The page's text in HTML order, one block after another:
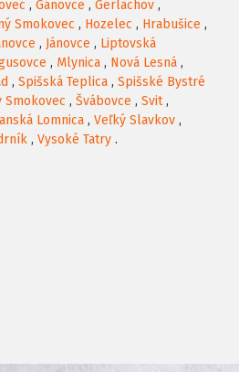
, Gánovce , Gerlachov ,
Smokovec , Hozelec , Hrabušice ,
, Jánovce , Liptovská
, Mlynica , Nová Lesná ,
, Spišská Teplica , Spišské Bystré
Smokovec , Švábovce , Svit,
Lomnica , Veľký Slavkov ,
, Vysoké Tatry .